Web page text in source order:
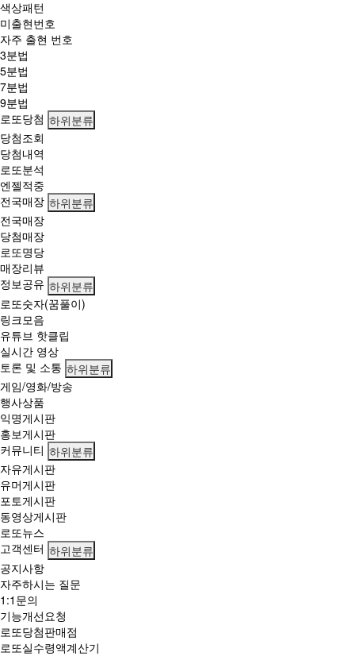
5'번…
1
등
당
첨
지
역
어
디?
색상패턴
미출현번호
자주 출현 번호
3분법
5분법
7분법
9분법
로또당첨 하위분류
당첨조회
당첨내역
로또분석
엔젤적중
전국매장 하위분류
전국매장
당첨매장
로또명당
매장리뷰
정보공유 하위분류
로또숫자(꿈풀이)
링크모음
유튜브 핫클립
실시간 영상
토론 및 소통 하위분류
게임/영화/방송
행사상품
익명게시판
홍보게시판
커뮤니티 하위분류
자유게시판
유머게시판
포토게시판
동영상게시판
로또뉴스
고객센터 하위분류
공지사항
자주하시는 질문
1:1문의
기능개선요청
로또당첨판매점
로또실수령액계산기